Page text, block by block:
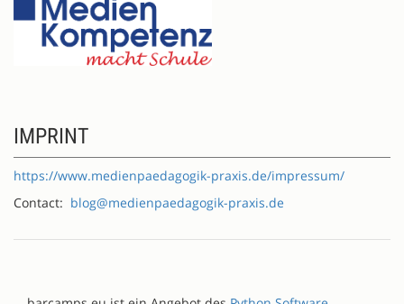
IMPRINT
https://www.medienpaedagogik-praxis.de/impressum/
Contact: blog@medienpaedagogik-praxis.de